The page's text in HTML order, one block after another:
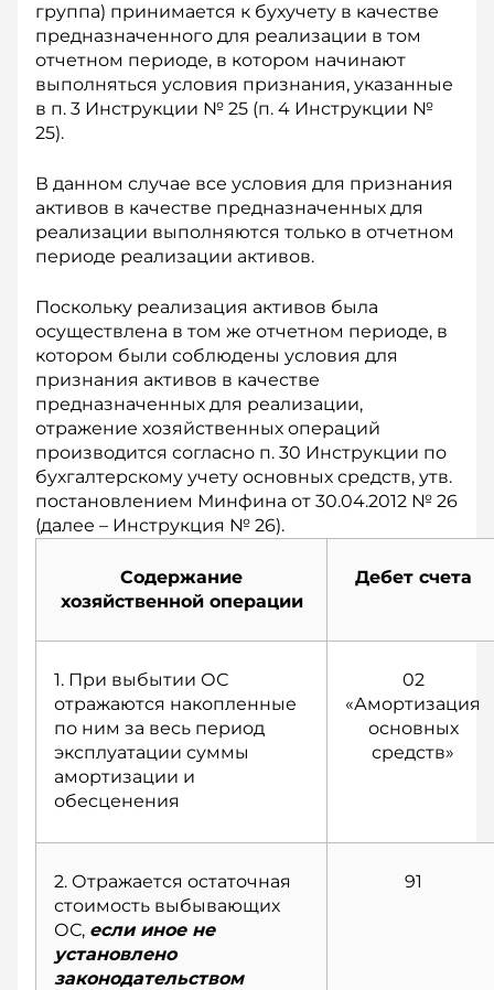
группа) принимается к бухучету в качестве
предназначенного для реализации в том
отчетном периоде, в котором начинают
выполняться условия признания, указанные
в п. 3 Инструкции № 25 (п. 4 Инструкции №
25).
В данном случае все условия для признания
активов в качестве предназначенных для
реализации выполняются только в отчетном
периоде реализации активов.
Поскольку реализация активов была
осуществлена в том же отчетном периоде, в
котором были соблюдены условия для
признания активов в качестве
предназначенных для реализации,
отражение хозяйственных операций
производится согласно п. 30 Инструкции по
бухгалтерскому учету основных средств, утв.
постановлением Мин­фина от 30.04.2012 № 26
(далее – Инструкция № 26).
Содержание
хозяйственной операции
Дебет счета
1. При выбытии ОС
отражаются накопленные
по ним за весь период
эксплуатации суммы
амортизации и
обесценения
02
«Амортизация
основных
средств»
2. Отражается остаточная
стоимость выбывающих
ОС, если иное не
установлено
законодательством
91